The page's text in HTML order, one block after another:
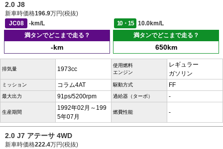
2.0 J8
新車時価格196.9万円(税抜)
JC08
-km/L 10・15
10.0km/L
満タンでどこまで走る？
-km
満タンでどこまで走る？
650km
排気量 1973cc
使用燃料
エンジン
レギュラー
ガソリン
ミッション コラム4AT 駆動方式 FF
最大出力 91ps/5200rpm 過給器（ターボ） -
生産期間
1992年02月～199
5年07月
燃費性能 -
2.0 J7 アテーサ 4WD
新車時価格222.4万円(税抜)